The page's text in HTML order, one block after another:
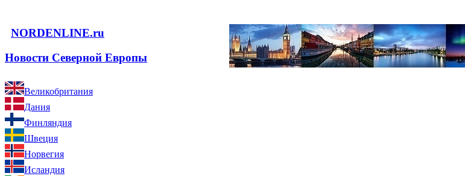
NORDENLINE.ru
Новости Северной Европы
Великобритания
Дания
Финляндия
Швеция
Норвегия
Исландия